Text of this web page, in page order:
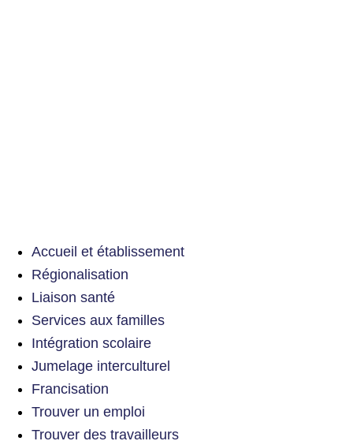
Accueil et établissement
Régionalisation
Liaison santé
Services aux familles
Intégration scolaire
Jumelage interculturel
Francisation
Trouver un emploi
Trouver des travailleurs